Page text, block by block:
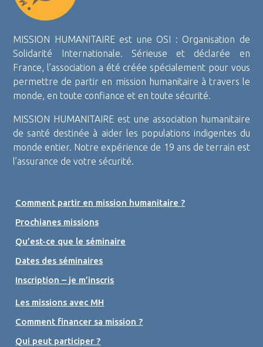
MISSION HUMANITAIRE est une OSI : Organisation de
Solidarité Internationale. Sérieuse et déclarée en
France, l’association a été créée spécialement pour vous
permettre de partir en mission humanitaire à travers le
monde, en toute confiance et en toute sécurité.
MISSION HUMANITAIRE est une association humanitaire
de santé destinée à aider les populations indigentes du
monde entier. Notre expérience de 19 ans de terrain est
l’assurance de votre sécurité.
Comment partir en mission humanitaire ?
Prochianes missions
Qu’est-ce que le séminaire
Dates des séminaires
Inscription – je m’inscris
Les missions avec MH
Comment financer sa mission ?
Qui peut participer ?